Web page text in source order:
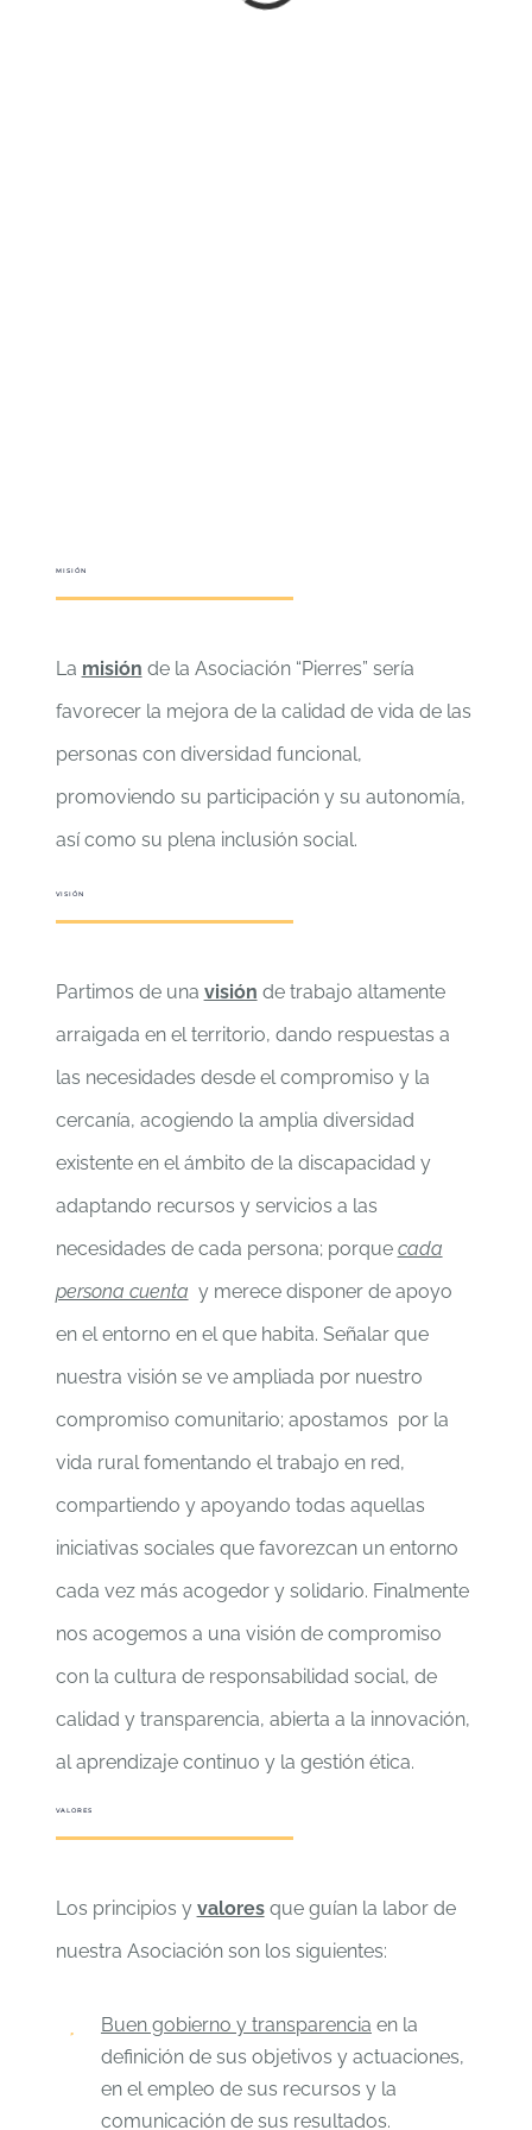
MISIÓN
La misión de la Asociación “Pierres” sería
favorecer la mejora de la calidad de vida de las
personas con diversidad funcional,
promoviendo su participación y su autonomía,
así como su plena inclusión social.
VISIÓN
Partimos de una visión de trabajo altamente
arraigada en el territorio, dando respuestas a
las necesidades desde el compromiso y la
cercanía, acogiendo la amplia diversidad
existente en el ámbito de la discapacidad y
adaptando recursos y servicios a las
necesidades de cada persona; porque cada
persona cuenta y merece disponer de apoyo
en el entorno en el que habita. Señalar que
nuestra visión se ve ampliada por nuestro
compromiso comunitario; apostamos por la
vida rural fomentando el trabajo en red,
compartiendo y apoyando todas aquellas
iniciativas sociales que favorezcan un entorno
cada vez más acogedor y solidario. Finalmente
nos acogemos a una visión de compromiso
con la cultura de responsabilidad social, de
calidad y transparencia, abierta a la innovación,
al aprendizaje continuo y la gestión ética.
VALORES
Los principios y valoresque guían la labor de
nuestra Asociación son los siguientes:
Buen gobierno y transparencia en la
definición de sus objetivos y actuaciones,
en el empleo de sus recursos y la
comunicación de sus resultados.